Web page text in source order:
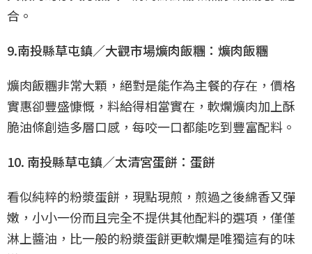
合。
9.南投縣草屯鎮／大觀市場爌肉飯糰：爌肉飯糰
爌肉飯糰非常大顆，絕對是能作為主餐的存在，價格
實惠卻豐盛慷慨，料給得相當實在，軟爛爌肉加上酥
脆油條創造多層口感，每咬一口都能吃到豐富配料。
10. 南投縣草屯鎮／太清宮蛋餅：蛋餅
看似純粹的粉漿蛋餅，現點現煎，煎過之後綿香又彈
嫩，小小一份而且完全不提供其他配料的選項，僅僅
淋上醬油，比一般的粉漿蛋餅更軟爛是唯獨這有的味